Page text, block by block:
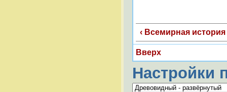
‹ Всемирная
Вверх
Настройки